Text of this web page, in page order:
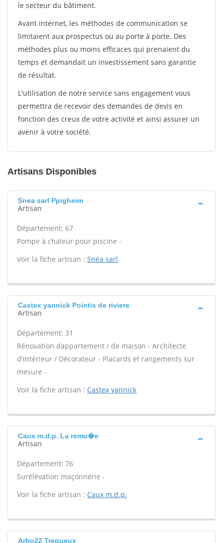
le secteur du bâtiment.
Avant internet, les méthodes de communication se
limitaient aux prospectus ou au porte à porte. Des
méthodes plus ou moins efficaces qui prenaient du
temps et demandait un investissement sans garantie
de résultat.
L'utilisation de notre service sans engagement vous
permettra de recevoir des demandes de devis en
fonction des creux de votre activité et ainsi assurer un
avenir à votre société.
Artisans Disponibles
Snea sarl Ppigheim
Artisan
Département: 67
Pompe à chaleur pour piscine -
Voir la fiche artisan : Snea sarl
Castex yannick Pointis de riviere
Artisan
Département: 31
Rénovation dappartement / de maison - Architecte
d'intérieur / Décorateur - Placards et rangements sur
mesure -
Voir la fiche artisan : Castex yannick
Caux m.d.p. La remu�e
Artisan
Département: 76
Surélévation maçonnerie -
Voir la fiche artisan : Caux m.d.p.
Arbo22 Tregueux